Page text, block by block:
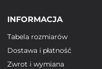
INFORMACJA
Tabela rozmiarów
Dostawa i płatność
Zwrot i wymiana